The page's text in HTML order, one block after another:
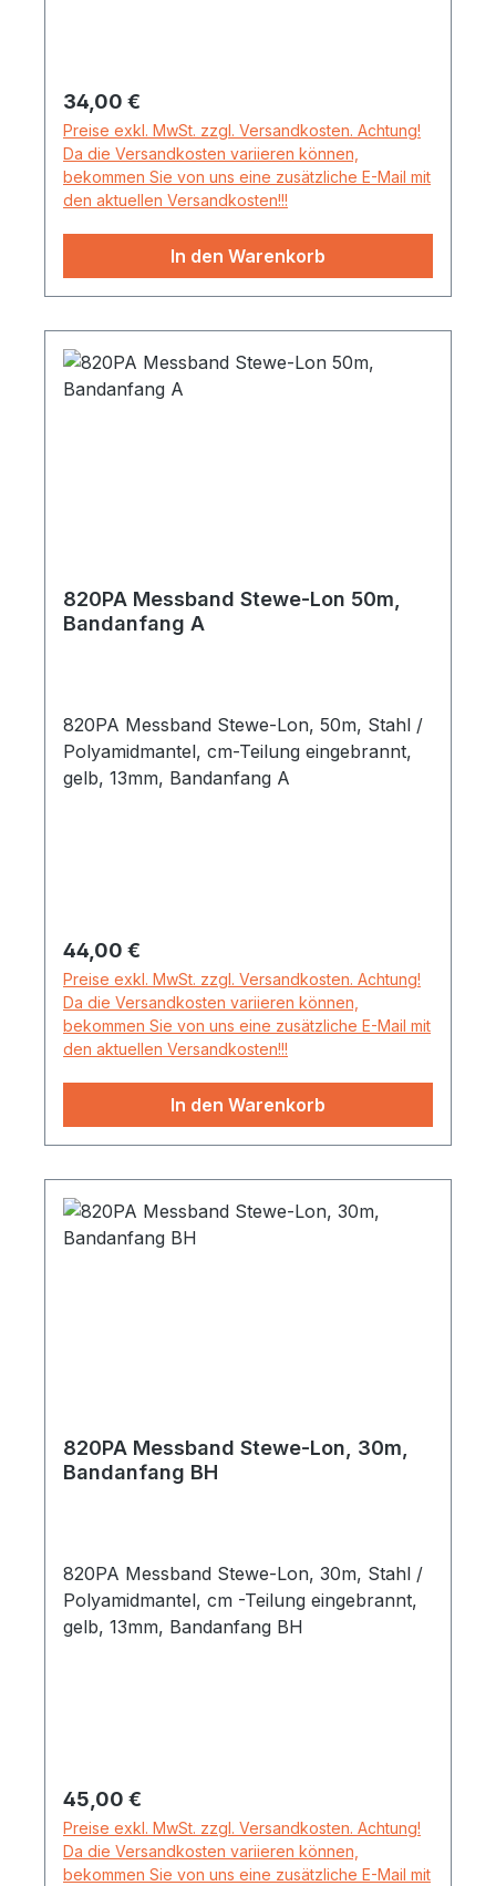
Regulärer Preis:
34,00 €
Preise exkl. MwSt. zzgl. Versandkosten. Achtung!
Da die Versandkosten variieren können,
bekommen Sie von uns eine zusätzliche E-Mail mit
den aktuellen Versandkosten!!!
In den Warenkorb
820PA Messband Stewe-Lon 50m,
Bandanfang A
820PA Messband Stewe-Lon, 50m, Stahl /
Polyamidmantel, cm-Teilung eingebrannt,
gelb, 13mm, Bandanfang A
Regulärer Preis:
44,00 €
Preise exkl. MwSt. zzgl. Versandkosten. Achtung!
Da die Versandkosten variieren können,
bekommen Sie von uns eine zusätzliche E-Mail mit
den aktuellen Versandkosten!!!
In den Warenkorb
820PA Messband Stewe-Lon, 30m,
Bandanfang BH
820PA Messband Stewe-Lon, 30m, Stahl /
Polyamidmantel, cm -Teilung eingebrannt,
gelb, 13mm, Bandanfang BH
Regulärer Preis:
45,00 €
Preise exkl. MwSt. zzgl. Versandkosten. Achtung!
Da die Versandkosten variieren können,
bekommen Sie von uns eine zusätzliche E-Mail mit